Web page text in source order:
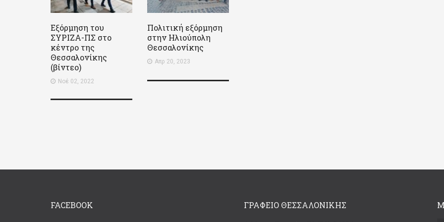
Εξόρμηση του
ΣΥΡΙΖΑ-ΠΣ στο
κέντρο της
Θεσσαλονίκης
(βίντεο)
Νοέ 02, 2022
Πολιτική εξόρμηση
στην Ηλιούπολη
Θεσσαλονίκης
Απρ 20, 2023
FACEBOOK ΓΡΑΦΕΊΟ ΘΕΣΣΑΛΟΝΊΚΗΣ